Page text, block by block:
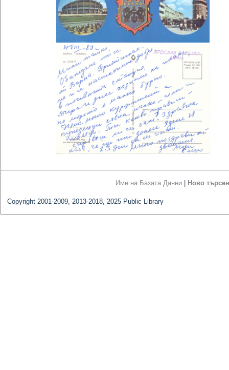
Име на Базата Данни Ново
Copyright 2001-2009, 2013-2018, 2025 Public Library